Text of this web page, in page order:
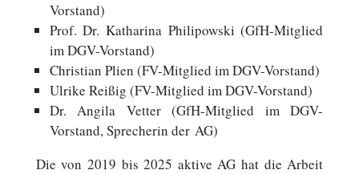
Vorstand)
Prof. Dr. Ka­tha­ri­na Phili­pow­ski (GfH-Mitglied
im DGV-Vorstand)
Chris­ti­an Plien (FV-Mitglied im DGV-Vorstand)
Ulrike Reißig (FV-Mitglied im DGV-Vorstand)
Dr. Angila Vetter (GfH-Mitglied im DGV-
Vorstand, Spre­che­rin der AG)
Die von 2019 bis 2025 aktive AG hat die Arbeit